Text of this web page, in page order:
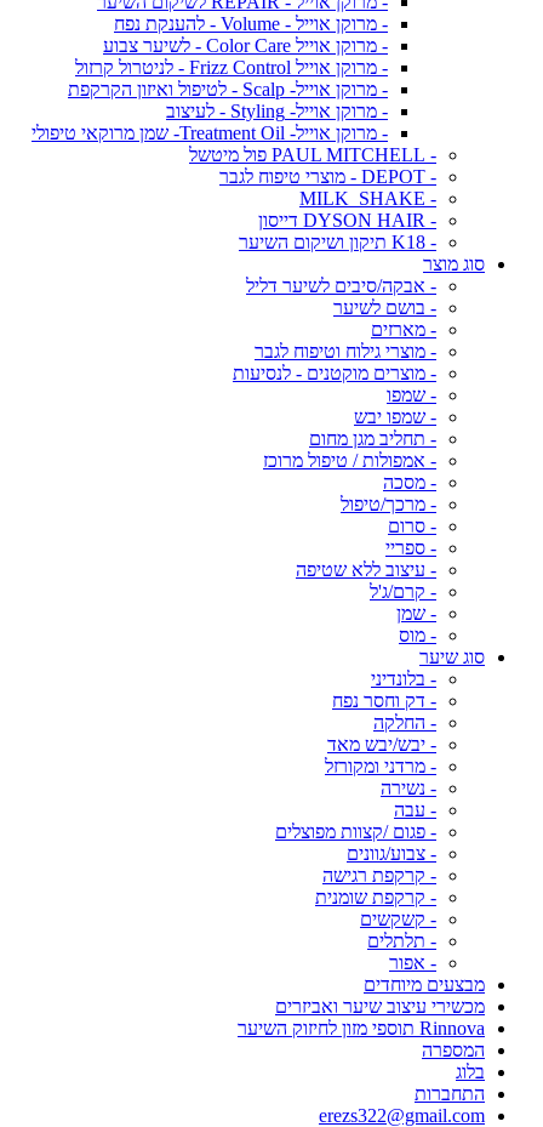
- מרוקן אוייל - Volume - להענקת נפח
- מרוקן אוייל Color Care - לשיער צבוע
- מרוקן אוייל Frizz Control - לניטרול קרזול
- מרוקן אוייל- Scalp - לטיפול ואיזון הקרקפת
- מרוקן אוייל- Styling - לעיצוב
- מרוקן אוייל- Treatment Oil- שמן מרוקאי טיפולי
- PAUL MITCHELL פול מיטשל
- DEPOT - מוצרי טיפוח לגבר
- MILK_SHAKE
- DYSON HAIR דייסון
- K18 תיקון ושיקום השיער
סוג מוצר
- אבקה/סיבים לשיער דליל
- בושם לשיער
- מארזים
- מוצרי גילוח וטיפוח לגבר
- מוצרים מוקטנים - לנסיעות
- שמפו
- שמפו יבש
- תחליב מגן מחום
- אמפולות / טיפול מרוכז
- מסכה
- מרכך/טיפול
- סרום
- ספריי
- עיצוב ללא שטיפה
- קרם/ג'ל
- שמן
- מוס
סוג שיער
- בלונדיני
- דק וחסר נפח
- החלקה
- יבש/יבש מאד
- מרדני ומקורזל
- נשירה
- עבה
- פגום /קצוות מפוצלים
- צבוע/גוונים
- קרקפת רגישה
- קרקפת שומנית
- קשקשים
- תלתלים
- אפור
מבצעים מיוחדים
מכשירי עיצוב שיער ואביזרים
Rinnova תוספי מזון לחיזוק השיער
המספרה
בלוג
התחברות
erezs322@gmail.com